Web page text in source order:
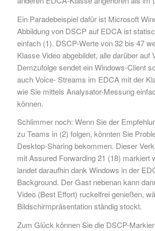
Ein Paradebeispiel dafür ist Microsoft
Abbildung von DSCP auf EDCA ist
einfach (1). DSCP-Werte von 32 bis 47
Klasse Video abgebildet, alle darüber auf
Demzufolge sendet ein Windows-Client
auch Voice- Streams im EDCA mit der
wie Sie mittels Analysator-Messung
können.
Schlimmer noch: Wenn Sie der
zu Teams in (2) folgen, könnten Sie
Desktop-Sharing bekommen. Dieser
mit Assured Forwarding 21 (18) markiert
landet daraufhin dank Windows in der
Background. Der Gast nebenan kann
Video (Best Effort) ruckelfrei genießen,
Bildschirmpräsentation ständig stockt.
Zum Glück können Sie die DSCP-